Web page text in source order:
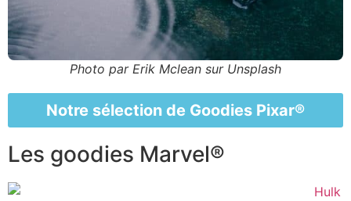
Photo par Erik Mclean sur Unsplash
Notre sélection de Goodies Pixar®
Les goodies Marvel®